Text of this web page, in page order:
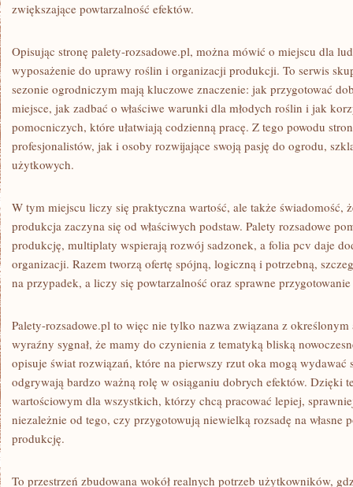
zwiększające powtarzalność efektów.
Opisując stronę palety-rozsadowe.pl, można mówić o miejscu dla
wyposażenie do uprawy roślin i organizacji produkcji. To serwis
sezonie ogrodniczym mają kluczowe znaczenie: jak przygotować
miejsce, jak zadbać o właściwe warunki dla młodych roślin i jak
pomocniczych, które ułatwiają codzienną pracę. Z tego powodu
profesjonalistów, jak i osoby rozwijające swoją pasję do ogrodu,
użytkowych.
W tym miejscu liczy się praktyczna wartość, ale także świadomość,
produkcja zaczyna się od właściwych podstaw. Palety rozsadowe
produkcję, multiplaty wspierają rozwój sadzonek, a folia pcv daje
organizacji. Razem tworzą ofertę spójną, logiczną i potrzebną,
na przypadek, a liczy się powtarzalność oraz sprawne
Palety-rozsadowe.pl to więc nie tylko nazwa związana z określonym
wyraźny sygnał, że mamy do czynienia z tematyką bliską
opisuje świat rozwiązań, które na pierwszy rzut oka mogą wydawać
odgrywają bardzo ważną rolę w osiąganiu dobrych efektów. Dzięki
wartościowym dla wszystkich, którzy chcą pracować lepiej,
niezależnie od tego, czy przygotowują niewielką rozsadę na własne
produkcję.
To przestrzeń zbudowana wokół realnych potrzeb użytkowników,